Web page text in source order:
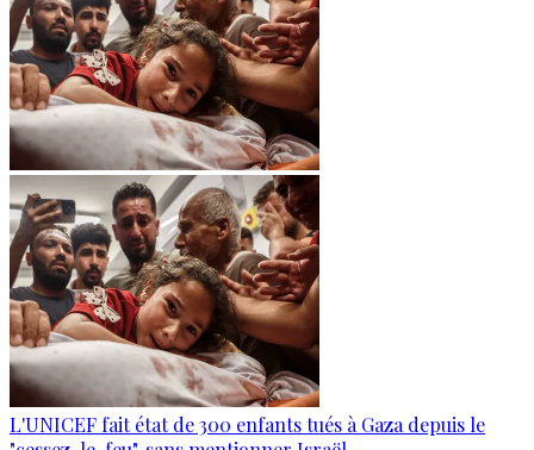
L'UNICEF fait état de 300 enfants tués à Gaza depuis le